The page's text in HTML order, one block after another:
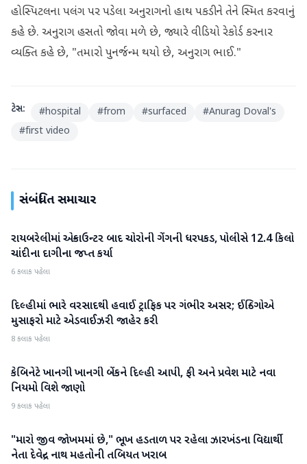
હોસ્પિટલના પલંગ પર પડેલા અનુરાગનો હાથ પકડીને તેને સ્મિત કરવાનું
કહે છે. અનુરાગ હસતો જોવા મળે છે, જ્યારે વીડિયો રેકોર્ડ કરનાર
વ્યક્તિ કહે છે, "તમારો પુનર્જન્મ થયો છે, અનુરાગ ભાઈ."
ટેગ્સ: #hospital #from #surfaced #Anurag Doval's
#first video
સંબંધિત સમાચાર
રાષ્ટ્રીય
રાયબરેલીમાં એન્કાઉન્ટર બાદ ચોરોની ગેંગની ધરપકડ, પોલીસે 12.4 કિલો
ચાંદીના દાગીના જપ્ત કર્યા
6 કલાક પહેલા
રાષ્ટ્રીય
દિલ્હીમાં ભારે વરસાદથી હવાઈ ટ્રાફિક પર ગંભીર અસર; ઈન્ડિગોએ
મુસાફરો માટે એડવાઈઝરી જાહેર કરી
8 કલાક પહેલા
રાષ્ટ્રીય
કેબિનેટે ખાનગી ખાનગી બેંકને દિલ્હી આપી, ફી અને પ્રવેશ માટે નવા
નિયમો વિશે જાણો
9 કલાક પહેલા
રાષ્ટ્રીય
"મારો જીવ જોખમમાં છે," ભૂખ હડતાળ પર રહેલા ઝારખંડના વિદ્યાર્થી
નેતા દેવેન્દ્ર નાથ મહતોની તબિયત ખરાબ